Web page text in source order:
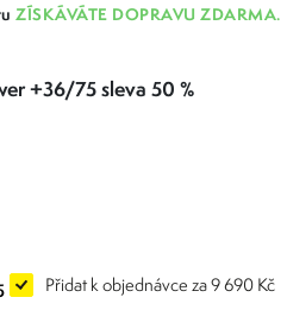
ZÍSKÁVÁTE DOPRAVU ZDARMA.
+36/75 sleva 50 %
Přidat k objednávce za 9 690 Kč